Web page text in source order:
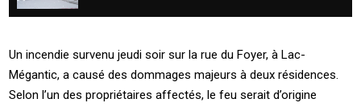
Un incendie survenu jeudi soir sur la rue du Foyer, à Lac-
Mégantic, a causé des dommages majeurs à deux résidences.
Selon l’un des propriétaires affectés, le feu serait d’origine